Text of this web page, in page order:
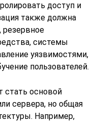
доступ и
также должна
резервное
системы
уязвимостями,
пользователей.
стать основой
сервера, но общая
Например,